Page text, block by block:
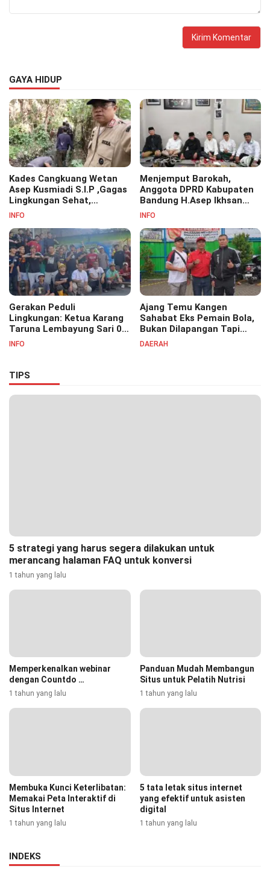
GAYA HIDUP
Kades Cangkuang Wetan
Asep Kusmiadi S.I.P ,Gagas
Lingkungan Sehat,
Bersihkan Saluran Air di RW
INFO
Menjemput Barokah,
Anggota DPRD Kabupaten
Bandung H.Asep Ikhsan
S.Pd.M.M Hadiri Haul Akbar
Pesantren Cipasung.
INFO
Gerakan Peduli
Lingkungan: Ketua Karang
Taruna Lembayung Sari 09
Irvan Permana Ajak
INFO
Ajang Temu Kangen
Sahabat Eks Pemain Bola,
Bukan Dilapangan Tapi
Ditongkrongan
DAERAH
TIPS
5 strategi yang harus segera dilakukan untuk
merancang halaman FAQ untuk konversi
1 tahun yang lalu
Memperkenalkan webinar
dengan Countdo …
1 tahun yang lalu
Panduan Mudah Membangun
Situs untuk Pelatih Nutrisi
1 tahun yang lalu
Membuka Kunci Keterlibatan:
Memakai Peta Interaktif di
Situs Internet
1 tahun yang lalu
5 tata letak situs internet
yang efektif untuk asisten
digital
1 tahun yang lalu
INDEKS